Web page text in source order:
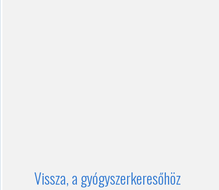
Vissza, a gyógyszerkeresőhöz